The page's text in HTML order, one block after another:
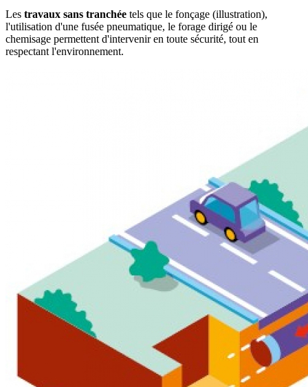
Les travaux sans tranchée tels que le fonçage (illustration),
l'utilisation d'une fusée pneumatique, le forage dirigé ou le
chemisage permettent d'intervenir en toute sécurité, tout en
respectant l'environnement.